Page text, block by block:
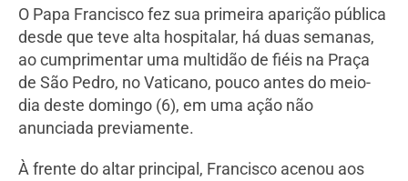
O Papa Francisco fez sua primeira aparição pública
desde que teve alta hospitalar, há duas semanas,
ao cumprimentar uma multidão de fiéis na Praça
de São Pedro, no Vaticano, pouco antes do meio-
dia deste domingo (6), em uma ação não
anunciada previamente.
À frente do altar principal, Francisco acenou aos